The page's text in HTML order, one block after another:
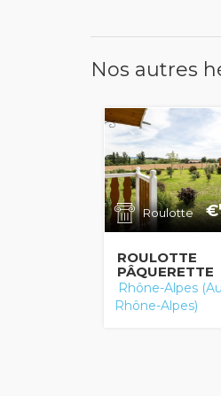
Nos autres
Roulotte €
ROULOTTE
PÂQUERETTE
Rhône-Alpes
Rhône-Alpes)